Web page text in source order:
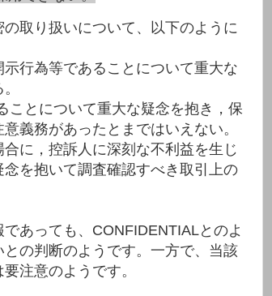
取り扱いについて、以下のように
行為等であることについて重大な
ことについて重大な疑念を抱き，保
義務があったとまではいえない。
に，控訴人に深刻な不利益を生じ
を抱いて調査確認すべき取引上の
あっても、CONFIDENTIALとのよ
の判断のようです。一方で、当該
注意のようです。